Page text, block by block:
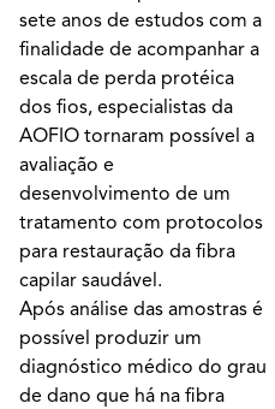
sete anos de estudos com a
finalidade de acompanhar a
escala de perda protéica
dos fios, especialistas da
AOFIO tornaram possível a
avaliação e
desenvolvimento de um
tratamento com protocolos
para restauração da fibra
capilar saudável.
Após análise das amostras é
possível produzir um
diagnóstico médico do grau
de dano que há na fibra